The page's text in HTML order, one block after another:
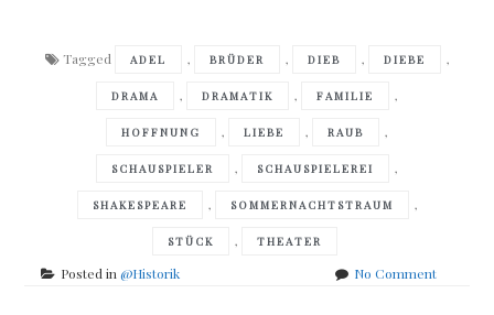
Tagged ADEL , BRÜDER , DIEB , DIEBE ,
DRAMA , DRAMATIK , FAMILIE ,
HOFFNUNG , LIEBE , RAUB ,
SCHAUSPIELER , SCHAUSPIELEREI ,
SHAKESPEARE , SOMMERNACHTSTRAUM ,
STÜCK , THEATER
Posted in@Historik No Commenton